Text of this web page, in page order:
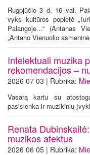
Rugpjūčio 3 d. 16 val.
vyks kultūros popietė
Palangoje...“ (Antanas
„Antano Vienuolio
Intelektuali muzika
rekomendacijos –
2026 07 03 | Rubrika:
Vasarą kartu su
pasislenka ir muzikinių
Renata
muzikos afektus
2026 06 05 | Rubrika: